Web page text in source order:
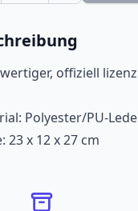
offiziell
Polyester/PU-
23 x 12 x 27 cm